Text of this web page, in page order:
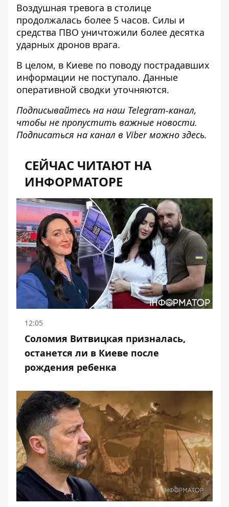
Воздушная тревога в столице
продолжалась более 5 часов. Силы и
средства ПВО уничтожили более десятка
ударных дронов врага.
В целом, в Киеве по поводу пострадавших
информации не поступало. Данные
оперативной сводки уточняются.
Подписывайтесь на наш Telegram-канал,
чтобы не пропустить важные новости.
Подписаться на канал в Viber можно здесь.
СЕЙЧАС ЧИТАЮТ НА
ИНФОРМАТОРЕ
12:05
Соломия Витвицкая призналась,
останется ли в Киеве после
рождения ребенка